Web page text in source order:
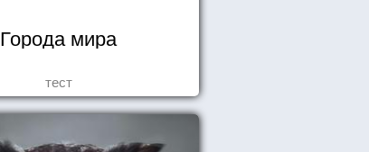
Города мира
тест